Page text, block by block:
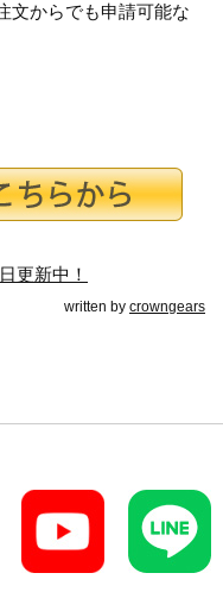
文からでも申請可能な
更新中！
written by crowngears